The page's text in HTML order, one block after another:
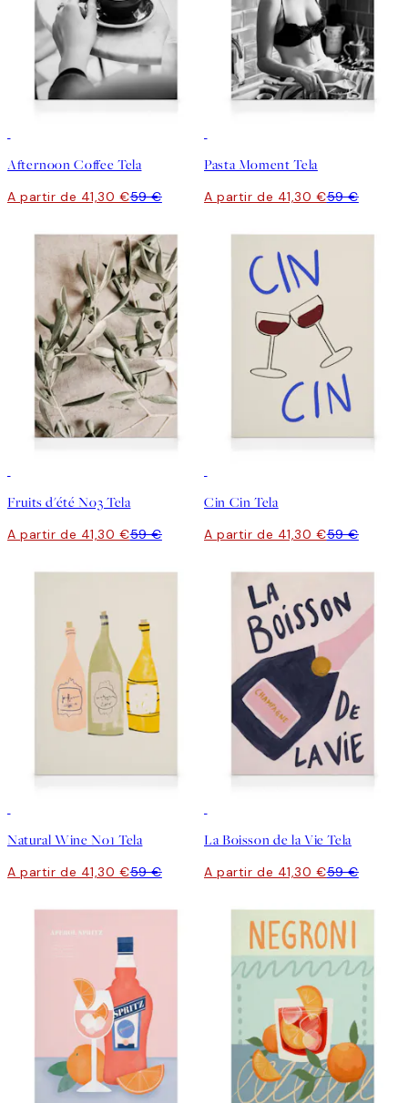
Afternoon Coffee Tela
A partir de 41,30 €59 €
Pasta Moment Tela
A partir de 41,30 €59 €
Fruits d'été No3 Tela
A partir de 41,30 €59 €
Cin Cin Tela
A partir de 41,30 €59 €
Natural Wine No1 Tela
A partir de 41,30 €59 €
La Boisson de la Vie Tela
A partir de 41,30 €59 €